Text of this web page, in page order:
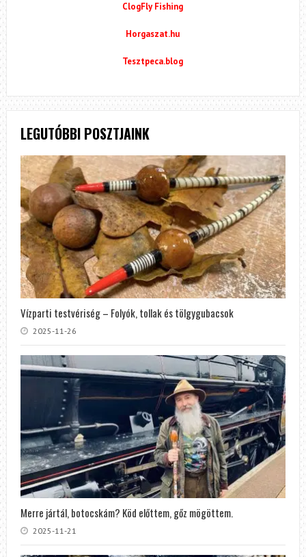
ClogFly Fishing
Horgaszat.hu
Tesztpeca.blog
LEGUTÓBBI POSZTJAINK
Vízparti testvériség – Folyók, tollak és tölgygubacsok
2025-11-26
Merre jártál, botocskám? Köd előttem, gőz mögöttem.
2025-11-21